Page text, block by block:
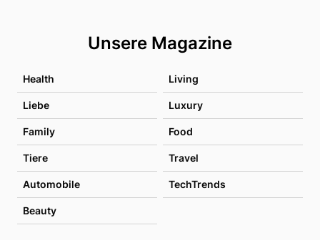
Unsere Magazine
Health Living
Liebe Luxury
Family Food
Tiere Travel
Automobile TechTrends
Beauty